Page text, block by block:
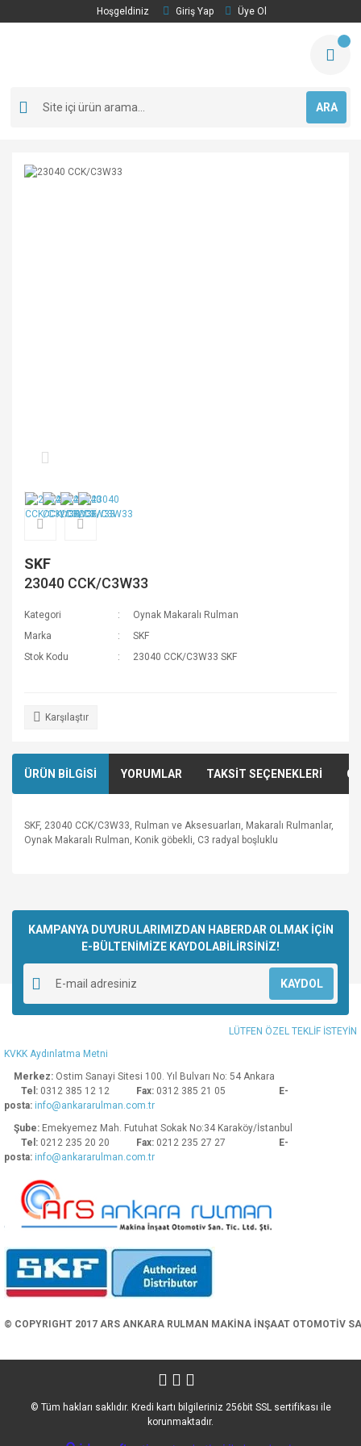
Hoşgeldiniz Giriş Yap Üye Ol
ARA
SKF
23040 CCK/C3W33
Kategori
Oynak Makaralı Rulman
Marka
SKF
Stok Kodu
23040 CCK/C3W33 SKF
Karşılaştır
ÜRÜN BİLGİSİ YORUMLAR TAKSİT SEÇENEKLERİ
SKF, 23040 CCK/C3W33, Rulman ve Aksesuarları, Makaralı Rulmanlar,
Oynak Makaralı Rulman, Konik göbekli, C3 radyal boşluklu
Yorum Yaz
kullanarak tarafımıza iletebilirsiniz.
Görüş ve önerileriniz için teşekkür ederiz.
Ürün resmi kalitesiz, bozuk veya görüntülenemiyor.
Ürün açıklamasında eksik bilgiler bulunuyor.
Ürün bilgilerinde hatalar bulunuyor.
Ürün fiyatı diğer sitelerden daha pahalı.
Bu ürüne benzer farklı alternatifler olmalı.
KAMPANYA DUYURULARIMIZDAN HABERDAR OLMAK İÇİN
E-BÜLTENİMİZE KAYDOLABİLİRSİNİZ!
KAYDOL
LÜTFEN ÖZEL TEKLİF İSTEYİN
KVKK Aydınlatma Metni
Merkez: Ostim Sanayi Sitesi 100. Yıl Bulvarı No: 54 Ankara
Tel: 0312 385 12 12 Fax: 0312 385 21 05
E-
posta: info@ankararulman.com.tr
Şube: Emekyemez Mah. Futuhat Sokak No:34 Karaköy/İstanbul
Tel: 0212 235 20 20 Fax: 0212 235 27 27
E-
posta: info@ankararulman.com.tr
© COPYRIGHT 2017 ARS ANKARA RULMAN MAKİNA İNŞAAT OTOMOTİV
© Tüm hakları saklıdır. Kredi kartı bilgileriniz 256bit SSL sertifikası ile
korunmaktadır.